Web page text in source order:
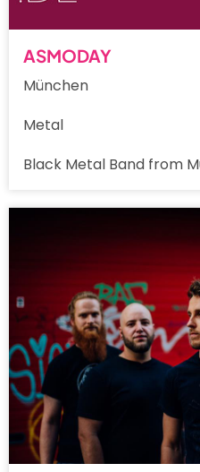
ASMODAY
München
Metal
Black Metal Band from